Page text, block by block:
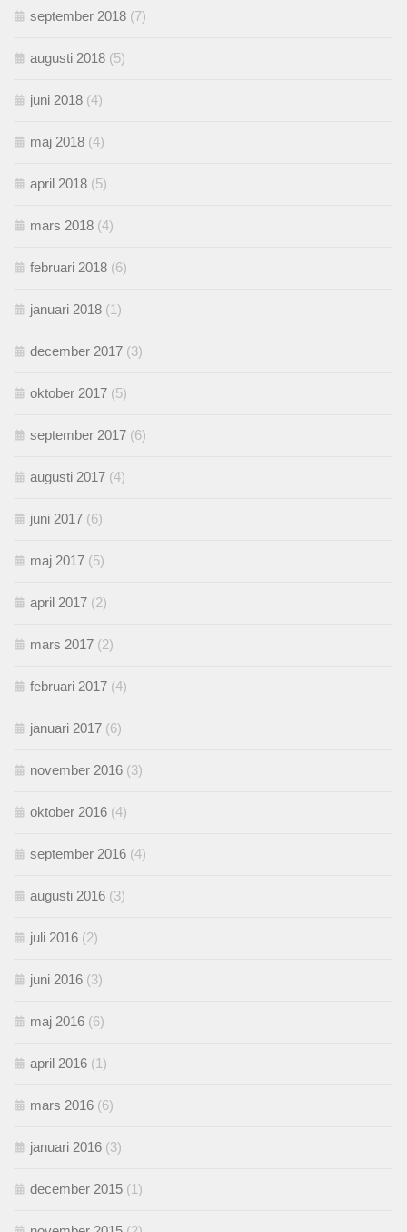
september 2018 (7)
augusti 2018 (5)
juni 2018 (4)
maj 2018 (4)
april 2018 (5)
mars 2018 (4)
februari 2018 (6)
januari 2018 (1)
december 2017 (3)
oktober 2017 (5)
september 2017 (6)
augusti 2017 (4)
juni 2017 (6)
maj 2017 (5)
april 2017 (2)
mars 2017 (2)
februari 2017 (4)
januari 2017 (6)
november 2016 (3)
oktober 2016 (4)
september 2016 (4)
augusti 2016 (3)
juli 2016 (2)
juni 2016 (3)
maj 2016 (6)
april 2016 (1)
mars 2016 (6)
januari 2016 (3)
december 2015 (1)